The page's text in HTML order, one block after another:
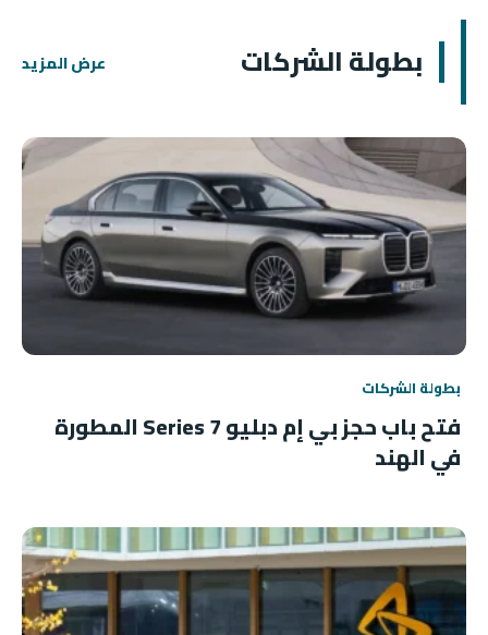
بطولة الشركات عرض المزيد
بطولة الشركات
فتح باب حجز بي إم دبليو 7 Series المطورة
في الهند